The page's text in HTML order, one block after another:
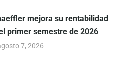
mejora su rentabilidad
primer semestre de 2026
7, 2026